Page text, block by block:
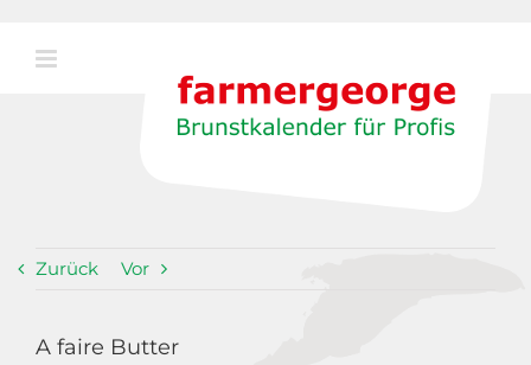
springen
Zurück Vor
A faire Butter